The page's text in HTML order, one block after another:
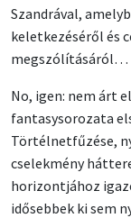
Szandrával,
keletkezéséről és
megszólításáról…
No, igen: nem árt
fantasysorozata
Törtélnetfűzése,
cselekmény
horizontjához
idősebbek ki sem